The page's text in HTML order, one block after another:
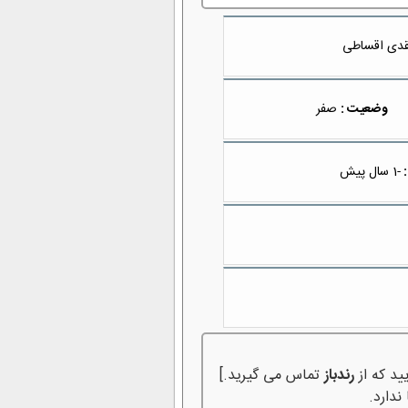
اقساطی
وضعیت : صفر
:-1 سال پیش
که ازرندبازتماس می گیرید.]